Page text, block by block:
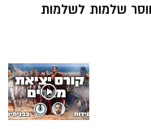
שלמות לשלמות